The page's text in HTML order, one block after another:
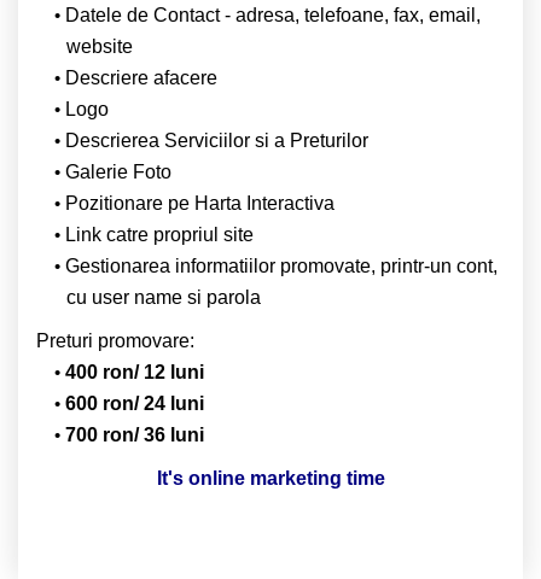
Datele de Contact - adresa, telefoane, fax, email,
website
Descriere afacere
Logo
Descrierea Serviciilor si a Preturilor
Galerie Foto
Pozitionare pe Harta Interactiva
Link catre propriul site
Gestionarea informatiilor promovate, printr-un cont,
cu user name si parola
Preturi promovare:
400 ron/ 12 luni
600 ron/ 24 luni
700 ron/ 36 luni
It's online marketing time